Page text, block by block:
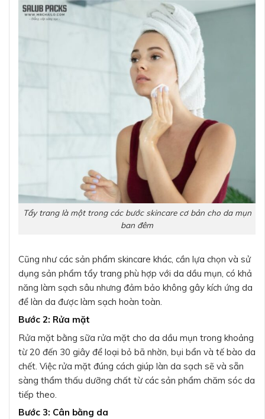
Tẩy trang là một trong các bước skincare cơ bản cho da mụn
ban đêm
Cũng như các sản phẩm skincare khác, cần lựa chọn và sử
dụng sản phẩm tẩy trang phù hợp với da dầu mụn, có khả
năng làm sạch sâu nhưng đảm bảo không gây kích ứng da
để làn da được làm sạch hoàn toàn.
Bước 2: Rửa mặt
Rửa mặt bằng sữa rửa mặt cho da dầu mụn trong khoảng
từ 20 đến 30 giây để loại bỏ bã nhờn, bụi bẩn và tế bào da
chết. Việc rửa mặt đúng cách giúp làn da sạch sẽ và sẵn
sàng thẩm thấu dưỡng chất từ các sản phẩm chăm sóc da
tiếp theo.
Bước 3: Cân bằng da